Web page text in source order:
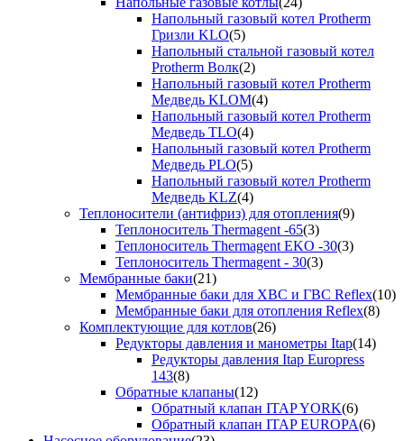
Напольный газовый котел Protherm
Гризли KLO(5)
Напольный стальной газовый котел
Protherm Волк(2)
Напольный газовый котел Protherm
Медведь KLOM(4)
Напольный газовый котел Protherm
Медведь TLO(4)
Напольный газовый котел Protherm
Медведь PLO(5)
Напольный газовый котел Protherm
Медведь KLZ(4)
Теплоносители (антифриз) для отопления(9)
Теплоноситель Thermagent -65(3)
Теплоноситель Thermagent EKO -30(3)
Теплоноситель Thermagent - 30(3)
Мембранные баки(21)
Мембранные баки для ХВС и ГВС Reflex(10)
Мембранные баки для отопления Reflex(8)
Комплектующие для котлов(26)
Редукторы давления и манометры Itap(14)
Редукторы давления Itap Europress
143(8)
Обратные клапаны(12)
Обратный клапан ITAP YORK(6)
Обратный клапан ITAP EUROPA(6)